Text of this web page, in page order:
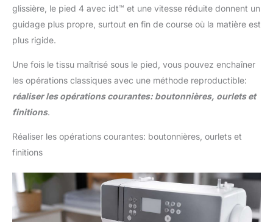
glissière, le pied 4 avec idt™ et une vitesse réduite donnent un
guidage plus propre, surtout en fin de course où la matière est
plus rigide.
Une fois le tissu maîtrisé sous le pied, vous pouvez enchaîner
les opérations classiques avec une méthode reproductible:
réaliser les opérations courantes: boutonnières, ourlets et
finitions.
Réaliser les opérations courantes: boutonnières, ourlets et
finitions